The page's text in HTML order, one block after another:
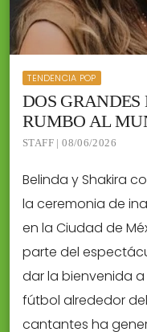
TENDENCIA POP
DOS GRANDES
RUMBO AL
STAFF | 08/06/2026
Belinda y Shakira
la ceremonia de
en la Ciudad de
parte del
dar la bienvenida
fútbol alrededor
cantantes ha